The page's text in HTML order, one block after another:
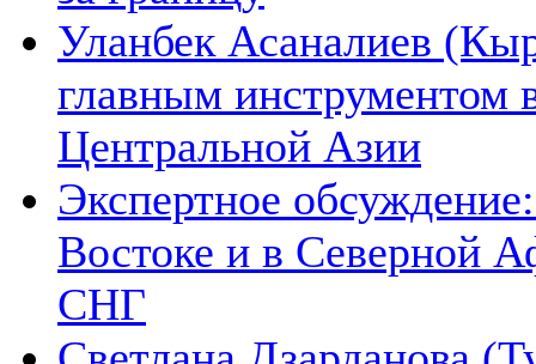
Уланбек Асаналиев
главным инструментом
Центральной Азии
Экспертное
Востоке и в Северной
СНГ